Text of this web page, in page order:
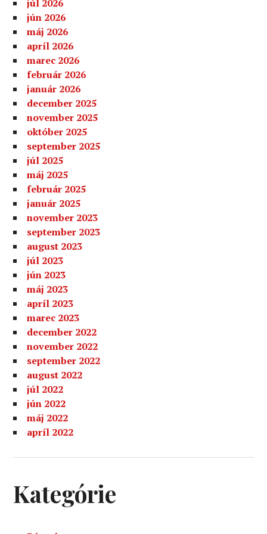
júl 2026
jún 2026
máj 2026
apríl 2026
marec 2026
február 2026
január 2026
december 2025
november 2025
október 2025
september 2025
júl 2025
máj 2025
február 2025
január 2025
november 2023
september 2023
august 2023
júl 2023
jún 2023
máj 2023
apríl 2023
marec 2023
december 2022
november 2022
september 2022
august 2022
júl 2022
jún 2022
máj 2022
apríl 2022
Kategórie